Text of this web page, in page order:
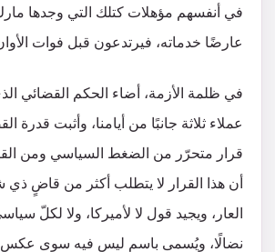
في أنفسهم مؤهلات كتلك التي وجدها
عارضًا خدماته، فيرتدعون قبل فوات
في ظلمة الأزمة، أضاء الحكم القضائي
عملاء ثلاثة جانبًا من أيامنا، وأثبت قدرة
قرار متحرّر من الضغط السياسي ومن
أن هذا القرار لا يتطلب أكثر من قاضٍ
العار، ويجيد قول لا لأميركا، ولا لكلّ
نضالًا، ويُسمى باسم ليس فيه سوى عكس